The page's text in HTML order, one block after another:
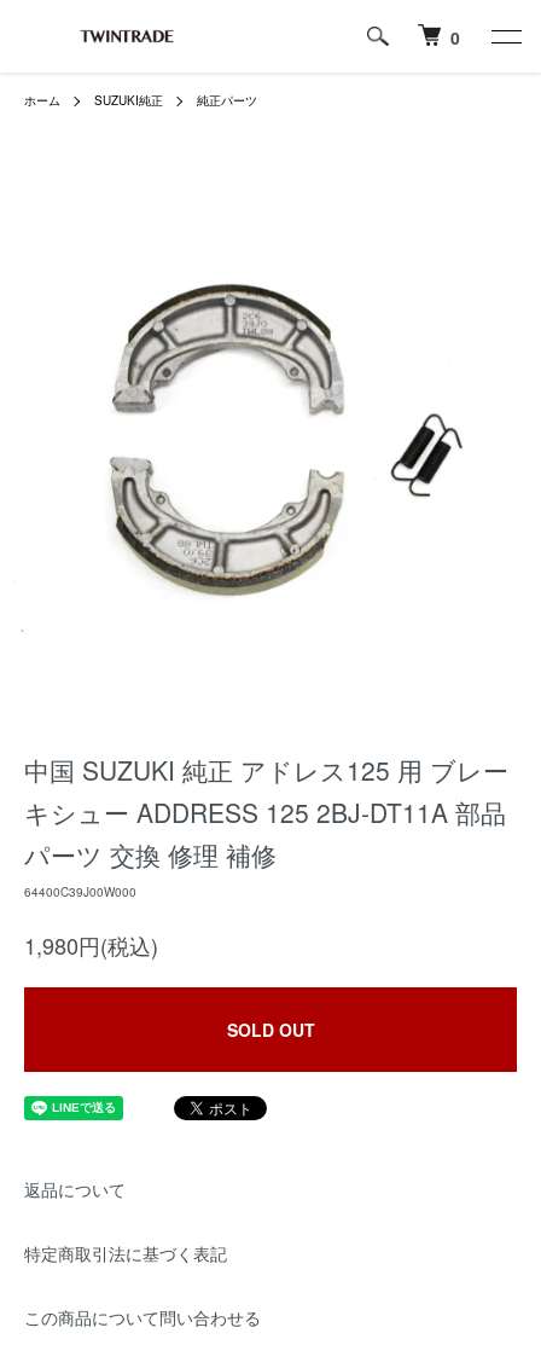
0
ホーム SUZUKI純正 純正パーツ
中国 SUZUKI 純正 アドレス125 用 ブレー
キシュー ADDRESS 125 2BJ-DT11A 部品
パーツ 交換 修理 補修
64400C39J00W000
1,980円(税込)
SOLD OUT
返品について
特定商取引法に基づく表記
この商品について問い合わせる